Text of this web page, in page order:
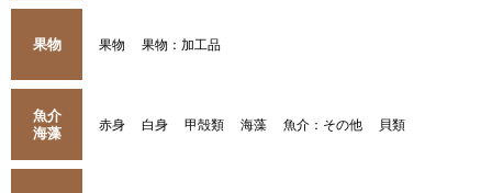
果物 果物 果物：加工品
魚介
海藻
赤身 白身 甲殻類 海藻 魚介：その他 貝類